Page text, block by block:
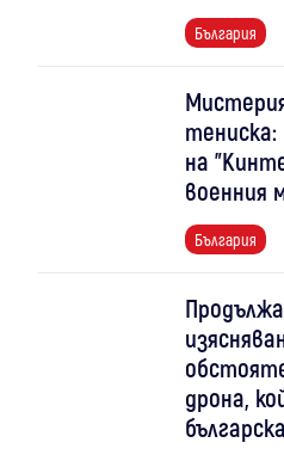
България
на
военния
България
дрона,